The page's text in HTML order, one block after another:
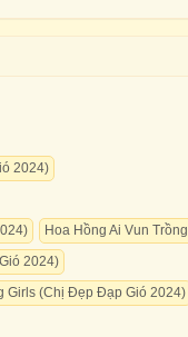
2024)
Hoa Hồng Ai Vun Trồng
2024)
Girls (Chị Đẹp Đạp Gió 2024)